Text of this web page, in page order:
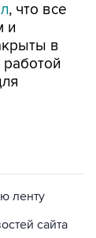
, что все
и
в
ленту
сайта